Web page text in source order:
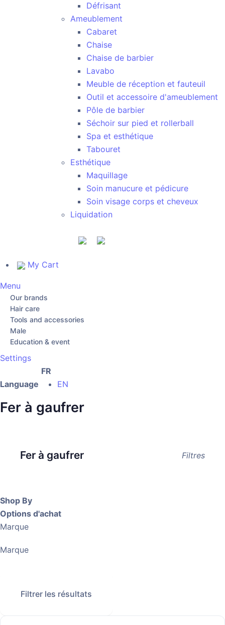
My Cart
Défrisant
Ameublement
Cabaret
Chaise
Chaise de barbier
Lavabo
Meuble de réception et fauteuil
Outil et accessoire d'ameublement
Pôle de barbier
Séchoir sur pied et rollerball
Spa et esthétique
Tabouret
Esthétique
Maquillage
Soin manucure et pédicure
Soin visage corps et cheveux
Liquidation
Menu
Our brands
Hair care
Tools and accessories
Male
Education & event
Settings
Language
FR
EN
Fer à gaufrer
Fer à gaufrer Filtres
Shop By
Options d'achat
Marque
Marque
Filtrer les résultats